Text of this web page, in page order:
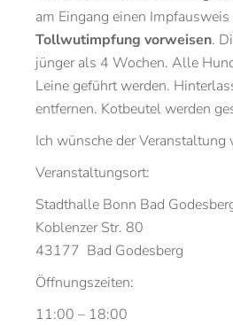
am Eingang einen
Tollwutimpfung vorweisen.
jünger als 4 Wochen. Alle
Leine geführt werden.
entfernen. Kotbeutel werden
Ich wünsche der Veranstaltung
Veranstaltungsort:
Stadthalle Bonn Bad
Koblenzer Str. 80
43177 Bad Godesberg
Öffnungszeiten:
11:00 – 18:00